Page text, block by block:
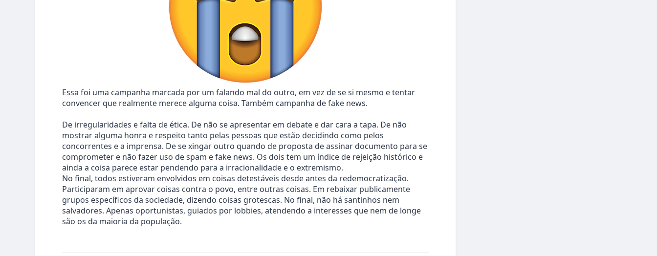
Essa foi uma campanha marcada por um falando mal do outro, em vez de se si mesmo e tentar
convencer que realmente merece alguma coisa. Também campanha de fake news.
De irregularidades e falta de ética. De não se apresentar em debate e dar cara a tapa. De não
mostrar alguma honra e respeito tanto pelas pessoas que estão decidindo como pelos
concorrentes e a imprensa. De se xingar outro quando de proposta de assinar documento para se
comprometer e não fazer uso de spam e fake news. Os dois tem um índice de rejeição histórico e
ainda a coisa parece estar pendendo para a irracionalidade e o extremismo.
No final, todos estiveram envolvidos em coisas detestáveis desde antes da redemocratização.
Participaram em aprovar coisas contra o povo, entre outras coisas. Em rebaixar publicamente
grupos específicos da sociedade, dizendo coisas grotescas. No final, não há santinhos nem
salvadores. Apenas oportunistas, guiados por lobbies, atendendo a interesses que nem de longe
são os da maioria da população.